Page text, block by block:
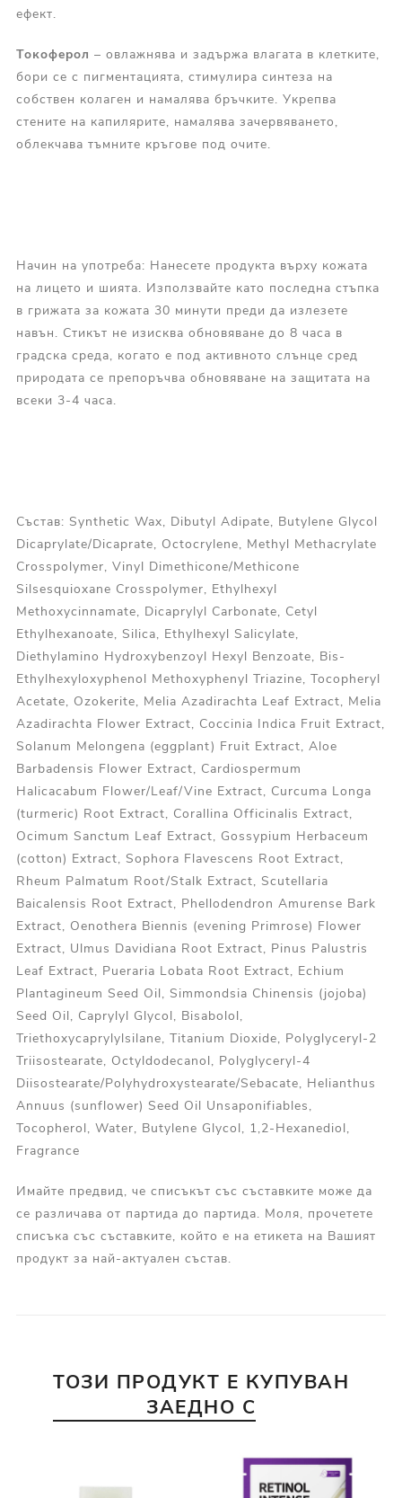
ефект.
Токоферол – овлажнява и задържа влагата в клетките,
бори се с пигментацията, стимулира синтеза на
собствен колаген и намалява бръчките. Укрепва
стените на капилярите, намалява зачервяването,
облекчава тъмните кръгове под очите.
Начин на употреба: Нанесете продукта върху кожата
на лицето и шията. Използвайте като последна стъпка
в грижата за кожата 30 минути преди да излезете
навън. Стикът не изисква обновяване до 8 часа в
градска среда, когато е под активното слънце сред
природата се препоръчва обновяване на защитата на
всеки 3-4 часа.
Състав: Synthetic Wax, Dibutyl Adipate, Butylene Glycol
Dicaprylate/Dicaprate, Octocrylene, Methyl Methacrylate
Crosspolymer, Vinyl Dimethicone/Methicone
Silsesquioxane Crosspolymer, Ethylhexyl
Methoxycinnamate, Dicaprylyl Carbonate, Cetyl
Ethylhexanoate, Silica, Ethylhexyl Salicylate,
Diethylamino Hydroxybenzoyl Hexyl Benzoate, Bis-
Ethylhexyloxyphenol Methoxyphenyl Triazine, Tocopheryl
Acetate, Ozokerite, Melia Azadirachta Leaf Extract, Melia
Azadirachta Flower Extract, Coccinia Indica Fruit Extract,
Solanum Melongena (eggplant) Fruit Extract, Aloe
Barbadensis Flower Extract, Cardiospermum
Halicacabum Flower/Leaf/Vine Extract, Curcuma Longa
(turmeric) Root Extract, Corallina Officinalis Extract,
Ocimum Sanctum Leaf Extract, Gossypium Herbaceum
(cotton) Extract, Sophora Flavescens Root Extract,
Rheum Palmatum Root/Stalk Extract, Scutellaria
Baicalensis Root Extract, Phellodendron Amurense Bark
Extract, Oenothera Biennis (evening Primrose) Flower
Extract, Ulmus Davidiana Root Extract, Pinus Palustris
Leaf Extract, Pueraria Lobata Root Extract, Echium
Plantagineum Seed Oil, Simmondsia Chinensis (jojoba)
Seed Oil, Caprylyl Glycol, Bisabolol,
Triethoxycaprylylsilane, Titanium Dioxide, Polyglyceryl-2
Triisostearate, Octyldodecanol, Polyglyceryl-4
Diisostearate/Polyhydroxystearate/Sebacate, Helianthus
Annuus (sunflower) Seed Oil Unsaponifiables,
Tocopherol, Water, Butylene Glycol, 1,2-Hexanediol,
Fragrance
Имайте предвид, че списъкът със съставките може да
се различава от партида до партида. Моля, прочетете
списъка със съставките, който е на етикета на Вашият
продукт за най-актуален състав.
ТОЗИ ПРОДУКТ Е КУПУВАН
ЗАЕДНО С